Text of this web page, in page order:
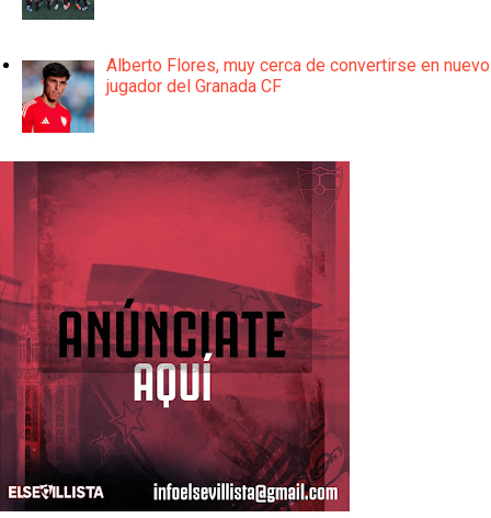
Alberto Flores, muy cerca de convertirse en nuevo
jugador del Granada CF